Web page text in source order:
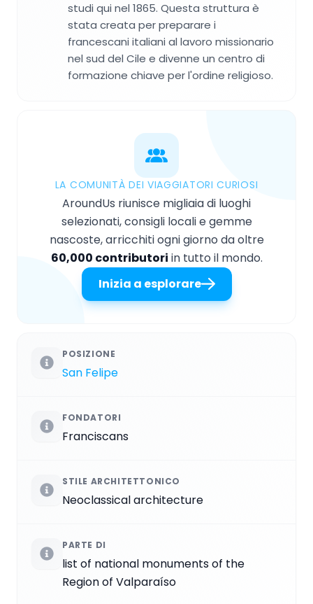
studi qui nel 1865. Questa struttura è
stata creata per preparare i
francescani italiani al lavoro missionario
nel sud del Cile e divenne un centro di
formazione chiave per l'ordine religioso.
LA COMUNITÀ DEI VIAGGIATORI CURIOSI
AroundUs riunisce migliaia di luoghi
selezionati, consigli locali e gemme
nascoste, arricchiti ogni giorno da oltre
60,000 contributori in tutto il mondo.
Inizia a esplorare
POSIZIONE
San Felipe
FONDATORI
Franciscans
STILE ARCHITETTONICO
Neoclassical architecture
PARTE DI
list of national monuments of the
Region of Valparaíso